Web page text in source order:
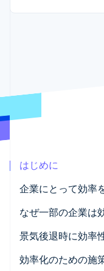
カーボンリムーバル
Identity
メ
コ
はじめに
企業にとって効率
なぜ一部の企業は
構造的な調整不足
不明瞭なプロセス
景気後退時に効率
効率化のための施